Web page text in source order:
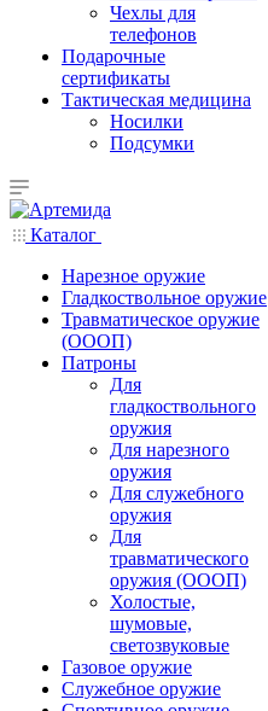
Чехлы для
телефонов
Подарочные
сертификаты
Тактическая медицина
Носилки
Подсумки
Каталог
Нарезное оружие
Гладкоствольное оружие
Травматическое оружие
(ОООП)
Патроны
Для
гладкоствольного
оружия
Для нарезного
оружия
Для служебного
оружия
Для
травматического
оружия (ОООП)
Холостые,
шумовые,
светозвуковые
Газовое оружие
Служебное оружие